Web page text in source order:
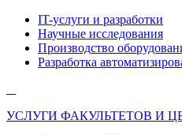
IT-услуги и разработки
Научные исследования
Производство
Разработка
УСЛУГИ ФАКУЛЬТЕТОВ И